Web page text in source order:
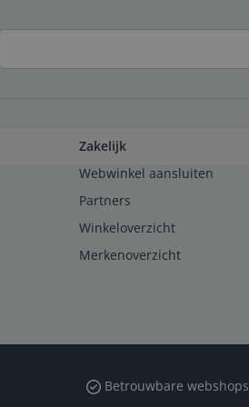
Zakelijk
Webwinkel aansluiten
Partners
Winkeloverzicht
Merkenoverzicht
Betrouwbare webshops